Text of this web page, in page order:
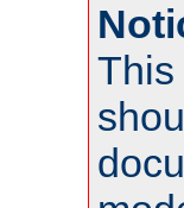
This